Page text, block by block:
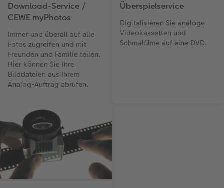
Download-Service /
CEWE myPhotos
Immer und überall auf alle
Fotos zugreifen und mit
Freunden und Familie teilen.
Hier können Sie Ihre
Bilddateien aus Ihrem
Analog-Auftrag abrufen.
Überspielservice
Digitalisieren Sie analoge
Videokassetten und
Schmalfilme auf eine DVD.